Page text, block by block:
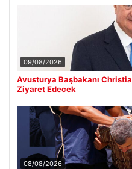
09/08/2026
Avusturya Başbakanı
Ziyaret Edecek
08/08/2026